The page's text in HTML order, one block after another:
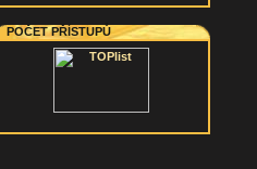
POČET PŘÍSTUPŮ